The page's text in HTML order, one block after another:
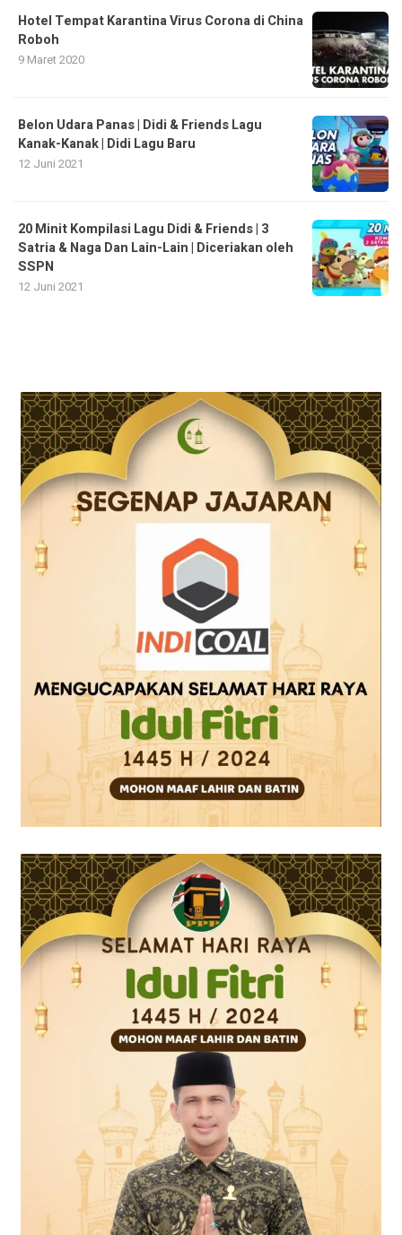
Hotel Tempat Karantina Virus Corona di China
Roboh
9 Maret 2020
Belon Udara Panas | Didi & Friends Lagu
Kanak-Kanak | Didi Lagu Baru
12 Juni 2021
20 Minit Kompilasi Lagu Didi & Friends | 3
Satria & Naga Dan Lain-Lain | Diceriakan oleh
SSPN
12 Juni 2021